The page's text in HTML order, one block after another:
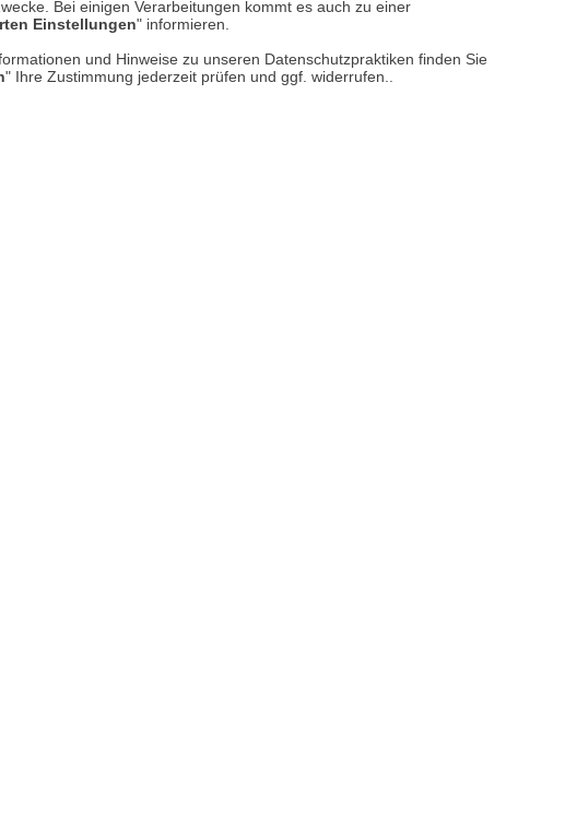
Bei einigen Verarbeitungen kommt es auch zu einer
Einstellungen" informieren.
und Hinweise zu unseren Datenschutzpraktiken finden Sie
" Ihre Zustimmung jederzeit prüfen und ggf. widerrufen..